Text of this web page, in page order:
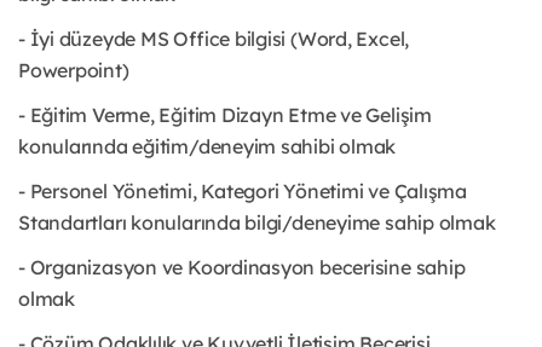
- İyi düzeyde MS Office bilgisi (Word, Excel,
Powerpoint)
- Eğitim Verme, Eğitim Dizayn Etme ve Gelişim
konularında eğitim/deneyim sahibi olmak
- Personel Yönetimi, Kategori Yönetimi ve Çalışma
Standartları konularında bilgi/deneyime sahip olmak
- Organizasyon ve Koordinasyon becerisine sahip
olmak